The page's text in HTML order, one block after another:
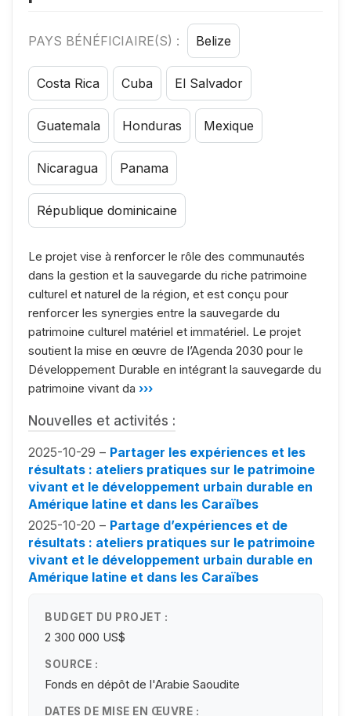
PAYS BÉNÉFICIAIRE(S) : Belize
Costa Rica Cuba El Salvador
Guatemala Honduras Mexique
Nicaragua Panama
République dominicaine
Le projet vise à renforcer le rôle des communautés
dans la gestion et la sauvegarde du riche patrimoine
culturel et naturel de la région, et est conçu pour
renforcer les synergies entre la sauvegarde du
patrimoine culturel matériel et immatériel. Le projet
soutient la mise en œuvre de l’Agenda 2030 pour le
Développement Durable en intégrant la sauvegarde du
patrimoine vivant da ›››
Nouvelles et activités :
2025-10-29 – Partager les expériences et les
résultats : ateliers pratiques sur le patrimoine
vivant et le développement urbain durable en
Amérique latine et dans les Caraïbes
2025-10-20 – Partage d’expériences et de
résultats : ateliers pratiques sur le patrimoine
vivant et le développement urbain durable en
Amérique latine et dans les Caraïbes
BUDGET DU PROJET :
2 300 000 US$
SOURCE :
Fonds en dépôt de l'Arabie Saoudite
DATES DE MISE EN ŒUVRE :